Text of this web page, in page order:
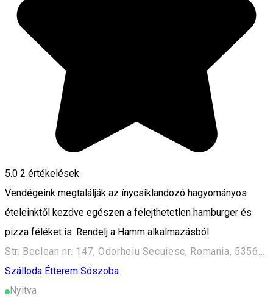
5.0 2 értékelések
Vendégeink megtalálják az ínycsiklandozó hagyományos
ételeinktől kezdve egészen a felejthetetlen hamburger és
pizza féléket is. Rendelj a Hamm alkalmazásból
Str. Beclean nr. 147, Odorheiu Secuiesc, Romania, 535600
Szálloda Étterem Sószoba
Nyitva